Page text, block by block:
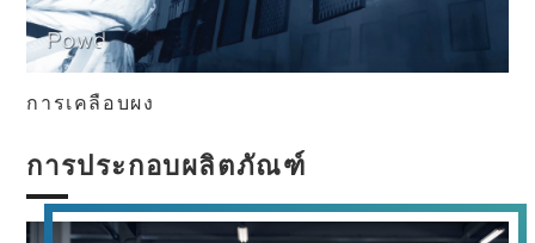
การเคลือบผง
การประกอบผลิตภัณฑ์